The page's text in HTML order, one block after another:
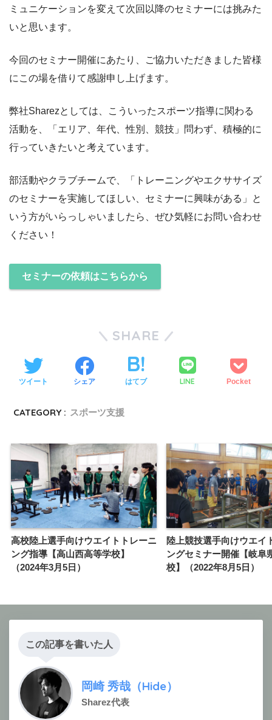
ミュニケーションを変えて次回以降のセミナーには挑みた
いと思います。
今回のセミナー開催にあたり、ご協力いただきました皆様
にこの場を借りて感謝申し上げます。
弊社Sharezとしては、こういったスポーツ指導に関わる
活動を、「エリア、年代、性別、競技」問わず、積極的に
行っていきたいと考えています。
部活動やクラブチームで、「トレーニングやエクササイズ
のセミナーを実施してほしい、セミナーに興味がある」と
いう方がいらっしゃいましたら、ぜひ気軽にお問い合わせ
ください！
セミナーの依頼はこちらから
SHARE
ツイート シェア はてブ LINE Pocket
CATEGORY : スポーツ支援
高校陸上選手向けウエイトトレーニ
ング指導【高山西高等学校】
（2024年3月5日）
陸上競技選手向けウエイ
ングセミナー開催【岐阜
校】（2022年8月5日）
この記事を書いた人
岡崎 秀哉（Hide）
Sharez代表